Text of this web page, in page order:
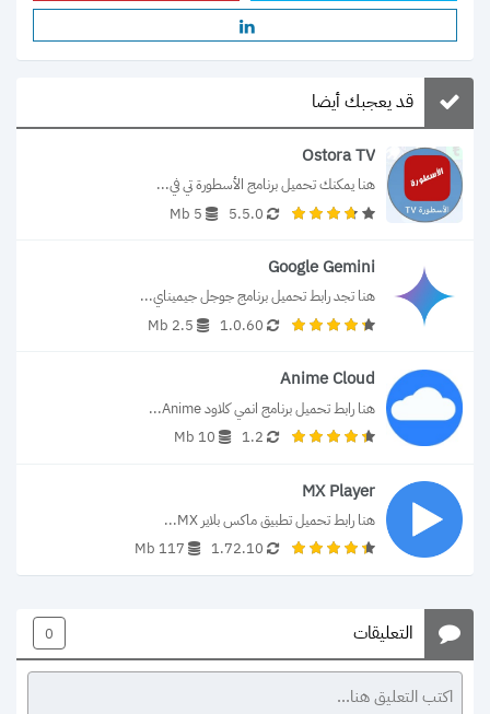
قد يعجبك أيضا
Ostora TV
هنا يمكنك تحميل برنامج الأسطورة تي في...
5.5.0
5 Mb
Google Gemini
هنا تجد رابط تحميل برنامج جوجل جيميناي...
1.0.60
2.5 Mb
Anime Cloud
هنا رابط تحميل برنامج انمي كلاود Anime...
1.2
10 Mb
MX Player
هنا رابط تحميل تطبيق ماكس بلاير MX...
1.72.10
117 Mb
التعليقات 0